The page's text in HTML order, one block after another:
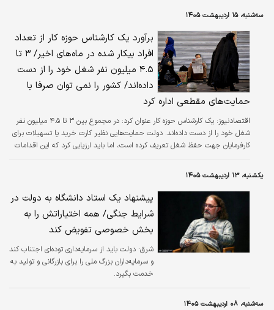
همچنان برخی افراد بر طبل دوقطبی‌سازی بکوبند
یعنی به دنبال منافع جناحی و سیاسی هستند.
سه‌شنبه، ۱۵ اردیبهشت ۱۴۰۵
برآورد یک کارشناس حوزه کار از تعداد
افراد بیکار شده در ماه‌های اخیر/ ۳ تا
۴.۵ میلیون نفر شغل خود را از دست
داده‌اند/ کشور را نمی توان صرفا با
حمایت‌های مقطعی اداره کرد
اقتصادنیوز:
یک کارشناس حوزه کار عنوان کرد: در مجموع بین ۳ تا ۴.۵ میلیون نفر
شغل خود را از دست داده‌اند. دولت حمایت‌هایی نظیر کارت خرید یا تسهیلات برای
کارفرمایان جهت حفظ شغل تعریف کرده است، اما باید ارزیابی کرد که این اقدامات
یکشنبه، ۱۳ اردیبهشت ۱۴۰۵
پیشنهاد یک استاد دانشگاه به دولت در
شرایط جنگی/ همه اختیاراتش را به
بخش خصوصی تفویض کند
شرق: دولت باید از سرمایه‌داری توده‌ای اجتناب کند
و سرمایه‌داران بزرگ ملی را برای بازرگانی و تولید به
خدمت بگیرد.
سه‌شنبه، ۰۸ اردیبهشت ۱۴۰۵